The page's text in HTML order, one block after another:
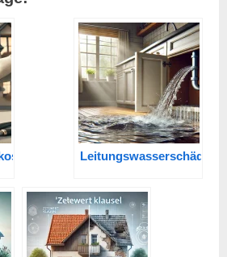
Leitungswasserschäden